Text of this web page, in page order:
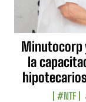
Minutocorp
la
#NTF